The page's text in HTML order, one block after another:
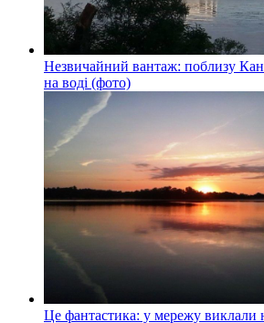
Незвичайний вантаж: поблизу
на воді (фото)
Це фантастика: у мережу виклали